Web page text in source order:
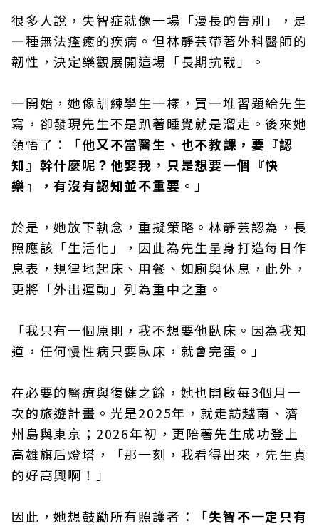
很多人說，失智症就像一場「漫長的告別」，是
一種無法痊癒的疾病。但林靜芸帶著外科醫師的
韌性，決定樂觀展開這場「長期抗戰」。
一開始，她像訓練學生一樣，買一堆習題給先生
寫，卻發現先生不是趴著睡覺就是溜走。後來她
領悟了：「他又不當醫生、也不教課，要『認
知』幹什麼呢？他娶我，只是想要一個『快
樂』，有沒有認知並不重要。 」
於是，她放下執念，重擬策略。林靜芸認為，長
照應該「生活化」，因此為先生量身打造每日作
息表，規律地起床、用餐、如廁與休息，此外，
更將「外出運動」列為重中之重。
「我只有一個原則，我不想要他臥床。因為我知
道，任何慢性病只要臥床，就會完蛋。」
在必要的醫療與復健之餘，她也開啟每3個月一
次的旅遊計畫。光是2025年，就走訪越南、濟
州島與東京；2026年初，更陪著先生成功登上
高雄旗后燈塔，「那一刻，我看得出來，先生真
的好高興啊！」
因此，她想鼓勵所有照護者：「失智不一定只有